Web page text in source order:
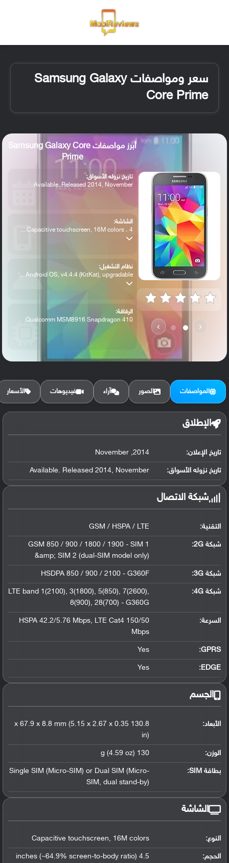
سعر ومواصفات Samsung Galaxy
Core Prime
‹
›
أبرز مواصفات Samsung Galaxy Core
Prime
تاريخ نزوله الأسواق:
Available. Released 2014, November
الشاشة:
Capacitive touchscreen, 16M colors ، 4....
نظام التشغيل:
Android OS, v4.4.4 (KitKat), upgradable ...
الرقاقة:
Qualcomm MSM8916 Snapdragon 410
الرام / التخزين:
المواصفات الصور آراء فيديوهات الأسعار
الإطلاق
تاريخ الإعلان: 2014, November
تاريخ نزوله الأسواق: Available. Released 2014, November
شبكة الاتصال
التقنية: GSM / HSPA / LTE
شبكة 2G:
GSM 850 / 900 / 1800 / 1900 - SIM 1
&amp; SIM 2 (dual-SIM model only)
شبكة 3G :
HSDPA 850 / 900 / 2100 - G360F
شبكة 4G :
LTE band 1(2100), 3(1800), 5(850), 7(2600),
8(900), 28(700) - G360G
السرعة:
HSPA 42.2/5.76 Mbps, LTE Cat4 150/50
Mbps
GPRS:
Yes
EDGE:
Yes
الجسم
الأبعاد:
130.8 x 67.9 x 8.8 mm (5.15 x 2.67 x 0.35
in)
الوزن: 130 g (4.59 oz)
بطاقة SIM:
Single SIM (Micro-SIM) or Dual SIM (Micro-
SIM, dual stand-by)
الشاشة
النوع: Capacitive touchscreen, 16M colors
الحجم: 4.5 inches (~64.9% screen-to-body ratio)